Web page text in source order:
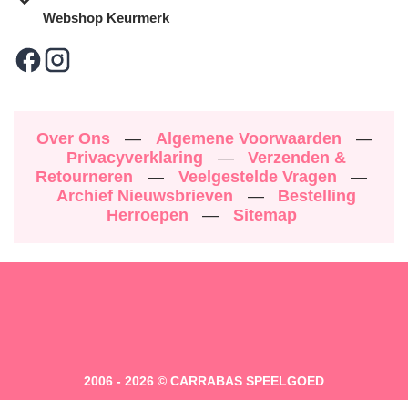
Webshop Keurmerk
Over Ons — Algemene Voorwaarden
—
Privacyverklaring
—
Verzenden &
Retourneren
— Veelgestelde Vragen
—
Archief Nieuwsbrieven
—
Bestelling
Herroepen
— Sitemap
2006 - 2026 © CARRABAS SPEELGOED